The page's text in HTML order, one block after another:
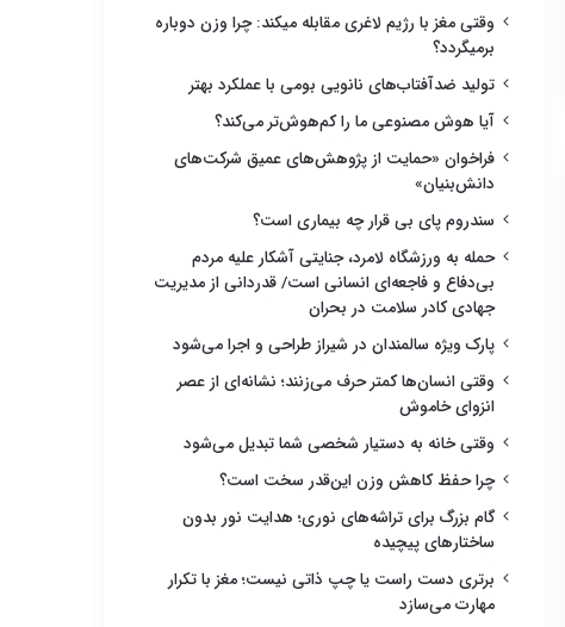
وقتی مغز با رژیم لاغری مقابله میکند: چرا وزن دوباره
برمیگردد؟
تولید ضدآفتاب‌های نانویی بومی با عملکرد بهتر
آیا هوش مصنوعی ما را کم‌هوش‌تر می‌کند؟
فراخوان «حمایت از پژوهش‌های عمیق شرکت‌های
دانش‌بنیان»
سندروم پای بی قرار چه بیماری است؟
حمله به ورزشگاه لامرد، جنایتی آشکار علیه مردم
بی‌دفاع و فاجعه‌ای انسانی است/ قدردانی از مدیریت
جهادی کادر سلامت در بحران
پارک ویژه سالمندان در شیراز طراحی و اجرا می‌شود
وقتی انسان‌ها کمتر حرف می‌زنند؛ نشانه‌ای از عصر
انزوای خاموش
وقتی خانه به دستیار شخصی شما تبدیل می‌شود
چرا حفظ کاهش وزن این‌قدر سخت است؟
گام بزرگ برای تراشه‌های نوری؛ هدایت نور بدون
ساختارهای پیچیده
برتری دست راست یا چپ ذاتی نیست؛ مغز با تکرار
مهارت می‌سازد